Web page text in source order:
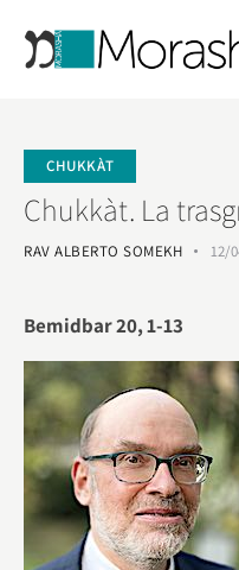
CHUKKÀT
Chukkàt. La
RAV ALBERTO SOMEKH 12/
Bemidbar 20, 1-13